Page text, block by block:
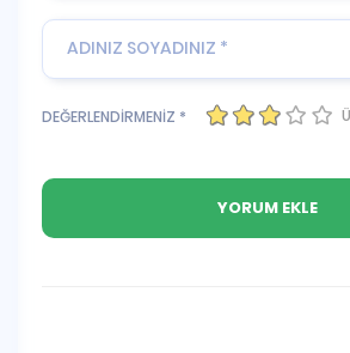
DEĞERLENDİRMENİZ *